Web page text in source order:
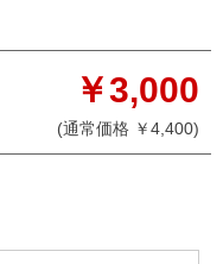
￥3,000
(通常価格 ￥4,400)